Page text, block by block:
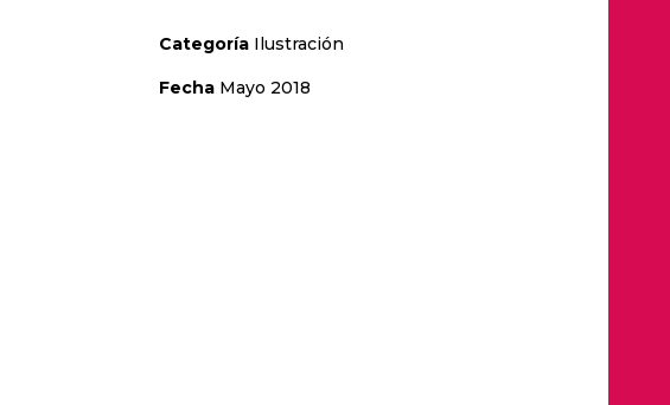
Categoría Ilustración
Fecha Mayo 2018